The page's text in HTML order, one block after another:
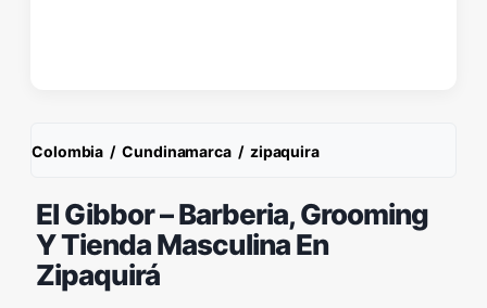
Colombia / Cundinamarca / zipaquira
El Gibbor – Barberia, Grooming
Y Tienda Masculina En
Zipaquirá